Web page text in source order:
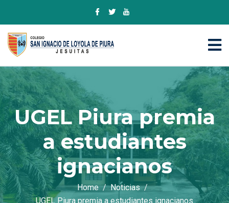
UGEL Piura premia
a estudiantes
ignacianos
Home
Noticias
UGEL Piura premia a estudiantes ignacianos